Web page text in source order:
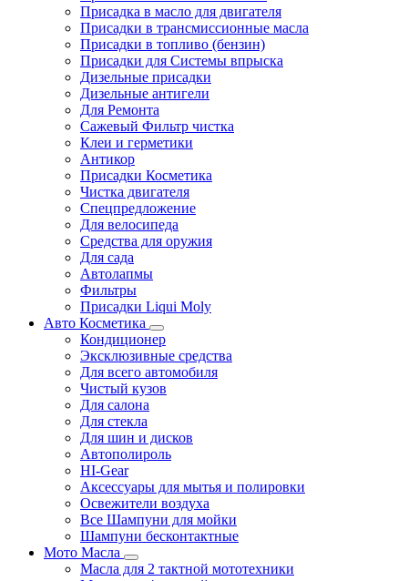
Присадка в масло для двигателя
Присадки в трансмиссионные масла
Присадки в топливо (бензин)
Присадки для Системы впрыска
Дизельные присадки
Дизельные антигели
Для Ремонта
Сажевый Фильтр чистка
Клеи и герметики
Антикор
Присадки Косметика
Чистка двигателя
Спецпредложение
Для велосипеда
Средства для оружия
Для сада
Автолапмы
Фильтры
Присадки Liqui Moly
Авто Косметика
Кондиционер
Эксклюзивные средства
Для всего автомобиля
Чистый кузов
Для салона
Для стекла
Для шин и дисков
Автополироль
HI-Gear
Аксессуары для мытья и полировки
Освежители воздуха
Все Шампуни для мойки
Шампуни бесконтактные
Мото Масла
Масла для 2 тактной мототехники